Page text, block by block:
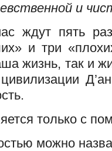
и
ждут пять
и три
жизнь, так и
только с
можно